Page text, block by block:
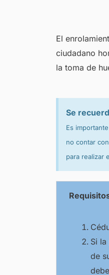
El
ciudadano
la toma de
Se
Es
no contar
para realizar
Si
de